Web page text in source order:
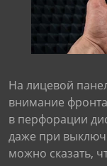
На лицевой
внимание
в перфорации
даже при
можно сказать,